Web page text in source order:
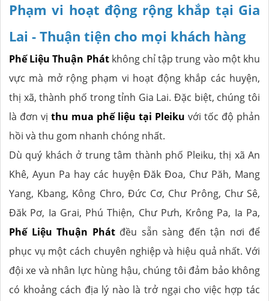
Phạm vi hoạt động rộng khắp tại Gia
Lai - Thuận tiện cho mọi khách hàng
Phế Liệu Thuận Phátkhông chỉ tập trung vào một khu
vực mà mở rộng phạm vi hoạt động khắp các huyện,
thị xã, thành phố trong tỉnh Gia Lai. Đặc biệt, chúng tôi
là đơn vị thu mua phế liệu tại Pleiku với tốc độ phản
hồi và thu gom nhanh chóng nhất.
Dù quý khách ở trung tâm thành phố Pleiku, thị xã An
Khê, Ayun Pa hay các huyện Đăk Đoa, Chư Păh, Mang
Yang, Kbang, Kông Chro, Đức Cơ, Chư Prông, Chư Sê,
Đăk Pơ, Ia Grai, Phú Thiện, Chư Pưh, Krông Pa, Ia Pa,
Phế Liệu Thuận Phátđều sẵn sàng đến tận nơi để
phục vụ một cách chuyên nghiệp và hiệu quả nhất. Với
đội xe và nhân lực hùng hậu, chúng tôi đảm bảo không
có khoảng cách địa lý nào là trở ngại cho việc hợp tác